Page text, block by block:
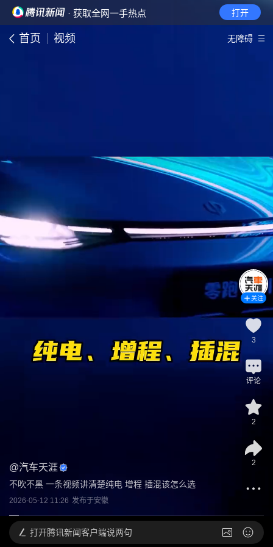
· 获取全网一手热点 打开
首页 视频 无障碍
@汽车天涯
不吹不黑 一条视频讲清楚纯电 增程 插混该怎么选
2026-05-12 11:26 发布于安徽
关注
3
评论
2
2
打开腾讯新闻客户端说两句